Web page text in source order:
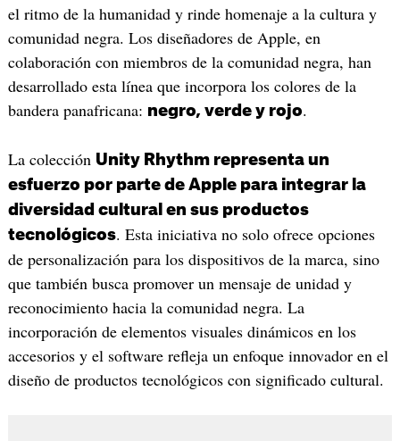
el ritmo de la humanidad y rinde homenaje a la cultura y
comunidad negra. Los diseñadores de Apple, en
colaboración con miembros de la comunidad negra, han
desarrollado esta línea que incorpora los colores de la
bandera panafricana: negro, verde y rojo.
La colección Unity Rhythm representa un
esfuerzo por parte de Apple para integrar la
diversidad cultural en sus productos
tecnológicos. Esta iniciativa no solo ofrece opciones
de personalización para los dispositivos de la marca, sino
que también busca promover un mensaje de unidad y
reconocimiento hacia la comunidad negra. La
incorporación de elementos visuales dinámicos en los
accesorios y el software refleja un enfoque innovador en el
diseño de productos tecnológicos con significado cultural.